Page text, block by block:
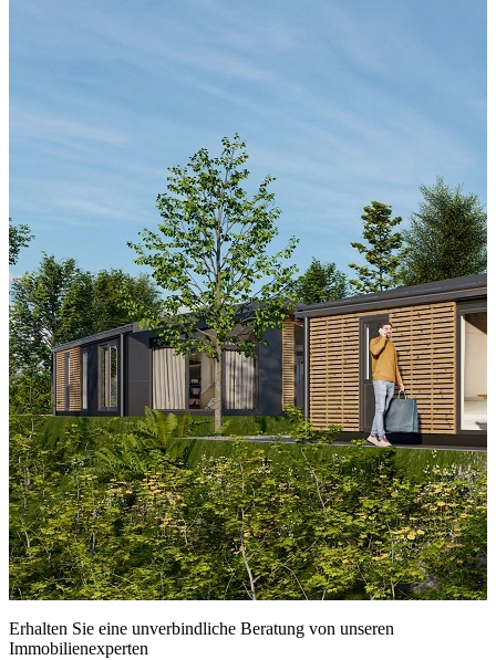
Erhalten Sie eine unverbindliche Beratung von unseren
Immobilienexperten